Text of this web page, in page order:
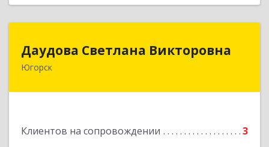
Даудова Светлана Викторовна
Югорск
Клиентов на сопровождении 3